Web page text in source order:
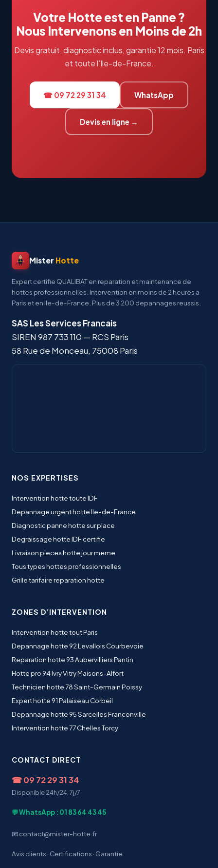
Votre Hotte est en Panne ?
Nous Intervenons en Moins de 2h
Devis gratuit, diagnostic inclus, garantie 12 mois. Paris
et toute l’Ile-de-France.
☎ 09 72 29 31 34 WhatsApp
Devis en ligne →
Mister Hotte
Expert certifie QUALIBAT en reparation et maintenance de
hottes professionnelles. Intervention en moins de 2 heures a
Paris et en Ile-de-France. Plus de 3 200 depannages reussis.
SAS Les Services Francais
SIREN 987 733 110 — RCS Paris
58 Rue de Monceau, 75008 Paris
NOS EXPERTISES
Intervention hotte toute IDF
Depannage urgent hotte Ile-de-France
Diagnostic panne hotte sur place
Degraissage hotte IDF certifie
Livraison pieces hotte jour meme
Tous types hottes professionnelles
Grille tarifaire reparation hotte
ZONES D’INTERVENTION
Intervention hotte tout Paris
Depannage hotte 92 Levallois Courbevoie
Reparation hotte 93 Aubervilliers Pantin
Hotte pro 94 Ivry Vitry Maisons-Alfort
Technicien hotte 78 Saint-Germain Poissy
Expert hotte 91 Palaiseau Corbeil
Depannage hotte 95 Sarcelles Franconville
Intervention hotte 77 Chelles Torcy
CONTACT DIRECT
☎09 72 29 31 34
Disponible 24h/24, 7j/7
💬 WhatsApp : 01 83 64 43 45
📧 contact@mister-hotte.fr
Avis clients · Certifications · Garantie